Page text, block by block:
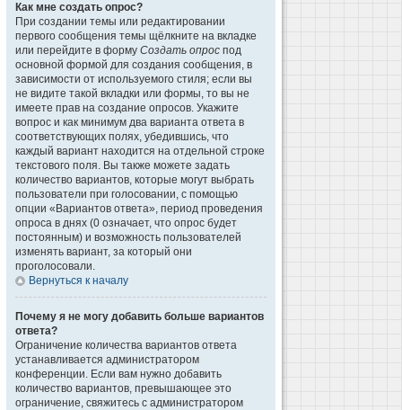
Как мне создать опрос?
При создании темы или редактировании
первого сообщения темы щёлкните на вкладке
или перейдите в форму Создать опрос под
основной формой для создания сообщения, в
зависимости от используемого стиля; если вы
не видите такой вкладки или формы, то вы не
имеете прав на создание опросов. Укажите
вопрос и как минимум два варианта ответа в
соответствующих полях, убедившись, что
каждый вариант находится на отдельной строке
текстового поля. Вы также можете задать
количество вариантов, которые могут выбрать
пользователи при голосовании, с помощью
опции «Вариантов ответа», период проведения
опроса в днях (0 означает, что опрос будет
постоянным) и возможность пользователей
изменять вариант, за который они
проголосовали.
Вернуться к началу
Почему я не могу добавить больше вариантов
ответа?
Ограничение количества вариантов ответа
устанавливается администратором
конференции. Если вам нужно добавить
количество вариантов, превышающее это
ограничение, свяжитесь с администратором